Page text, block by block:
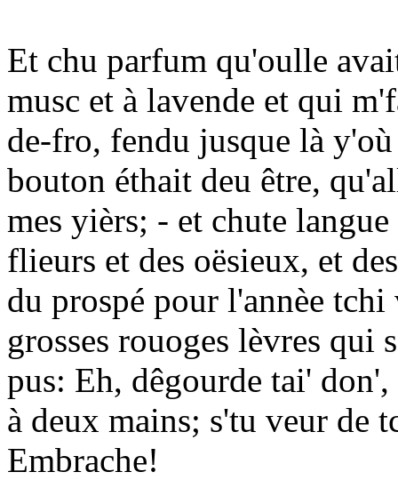
Et chu parfum qu'oulle
musc et à lavende et qui
de-fro, fendu jusque là
bouton éthait deu être,
mes yièrs; - et chute
flieurs et des oësieux, et
du prospé pour l'annèe tchi
grosses rouoges lèvres qui
pus: Eh, dêgourde tai'
à deux mains; s'tu veur de
Embrache!